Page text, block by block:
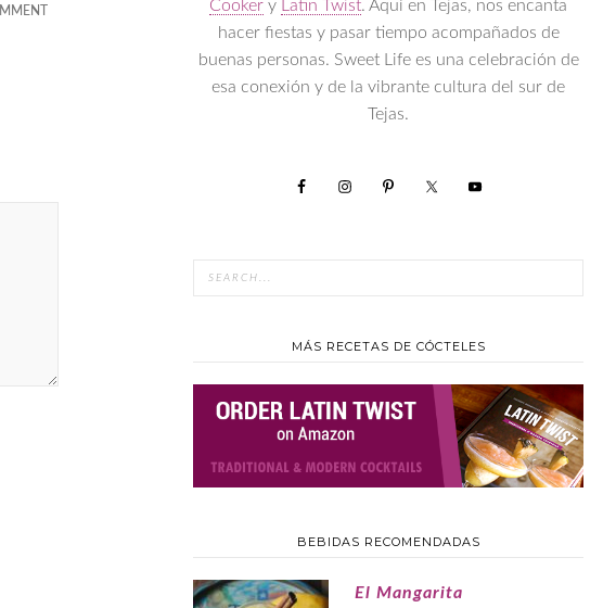
Cooker y Latin Twist. Aquí en Tejas, nos encanta
hacer fiestas y pasar tiempo acompañados de
buenas personas. Sweet Life es una celebración de
esa conexión y de la vibrante cultura del sur de
Tejas.
MÁS RECETAS DE CÓCTELES
BEBIDAS RECOMENDADAS
El Mangarita